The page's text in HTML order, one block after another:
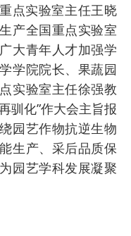
点实验室主任王晓
产全国重点实验室
大青年人才加强学
学院院长、果蔬园
实验室主任徐强教
驯化”作大会主旨报
园艺作物抗逆生物
生产、采后品质保
园艺学科发展凝聚